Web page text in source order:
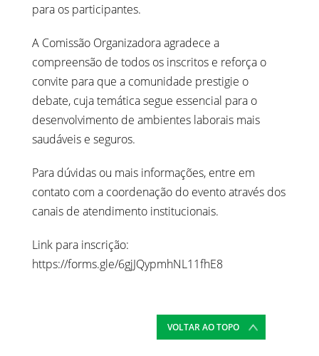
para os participantes.
A Comissão Organizadora agradece a
compreensão de todos os inscritos e reforça o
convite para que a comunidade prestigie o
debate, cuja temática segue essencial para o
desenvolvimento de ambientes laborais mais
saudáveis e seguros.
Para dúvidas ou mais informações, entre em
contato com a coordenação do evento através dos
canais de atendimento institucionais.
Link para inscrição:
https://forms.gle/6gjJQypmhNL11fhE8
VOLTAR AO TOPO